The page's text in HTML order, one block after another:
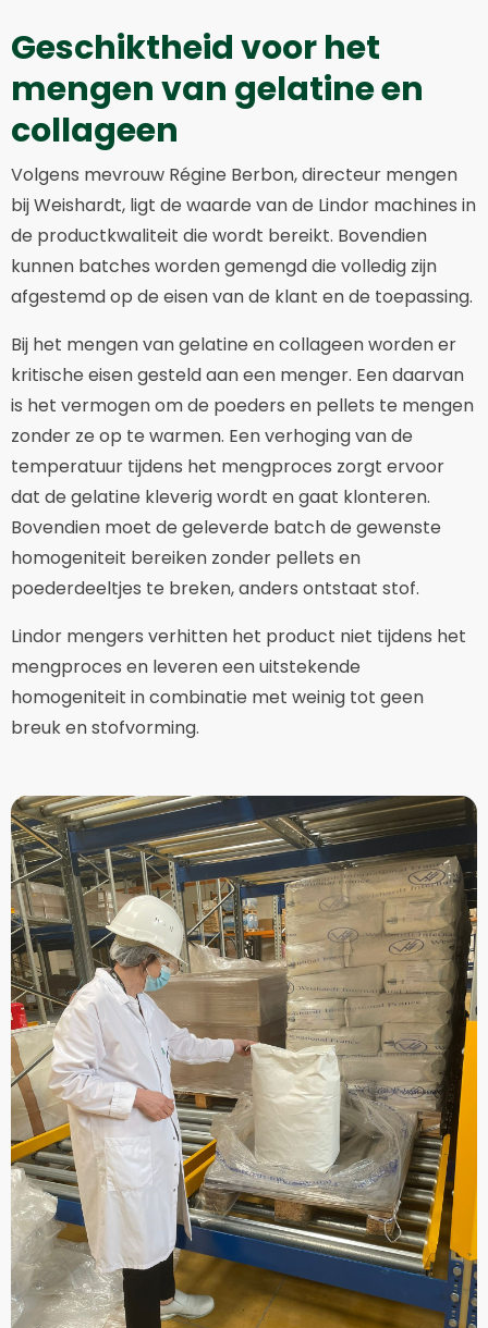
Geschiktheid voor het
mengen van gelatine en
collageen
Volgens mevrouw Régine Berbon, directeur mengen
bij Weishardt, ligt de waarde van de Lindor machines in
de productkwaliteit die wordt bereikt. Bovendien
kunnen batches worden gemengd die volledig zijn
afgestemd op de eisen van de klant en de toepassing.
Bij het mengen van gelatine en collageen worden er
kritische eisen gesteld aan een menger. Een daarvan
is het vermogen om de poeders en pellets te mengen
zonder ze op te warmen. Een verhoging van de
temperatuur tijdens het mengproces zorgt ervoor
dat de gelatine kleverig wordt en gaat klonteren.
Bovendien moet de geleverde batch de gewenste
homogeniteit bereiken zonder pellets en
poederdeeltjes te breken, anders ontstaat stof.
Lindor mengers verhitten het product niet tijdens het
mengproces en leveren een uitstekende
homogeniteit in combinatie met weinig tot geen
breuk en stofvorming.